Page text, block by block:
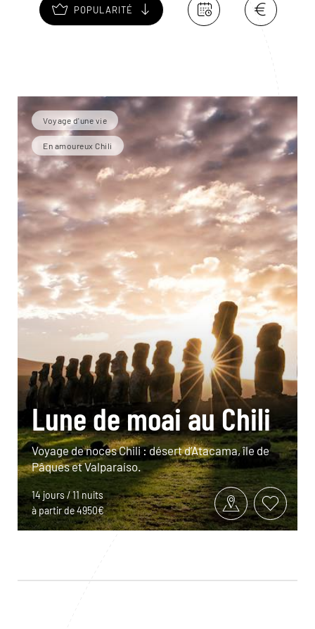
POPULARITÉ
Voyage d'une vie
En amoureux Chili
Lune de moai au Chili
Voyage de noces Chili : désert d’Atacama, île de
Pâques et Valparaíso.
14 jours / 11 nuits
à partir de 4950€